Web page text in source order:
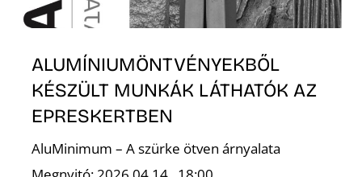
ALUMÍNIUMÖNTVÉNYEKBŐL
KÉSZÜLT MUNKÁK LÁTHATÓK AZ
EPRESKERTBEN
AluMinimum – A szürke ötven árnyalata